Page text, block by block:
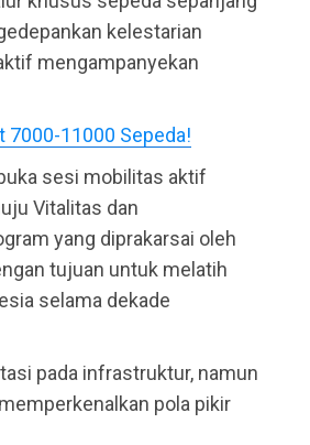
kelestarian
mengampanyekan
7000-11000 Sepeda!
sesi mobilitas aktif
Vitalitas dan
yang diprakarsai oleh
tujuan untuk melatih
selama dekade
pada infrastruktur, namun
pola pikir